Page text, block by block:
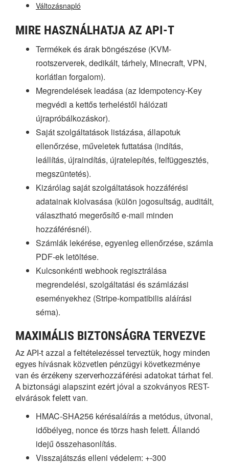
Változásnapló
MIRE HASZNÁLHATJA AZ API-T
Termékek és árak böngészése (KVM-
rootszerverek, dedikált, tárhely, Minecraft, VPN,
korlátlan forgalom).
Megrendelések leadása (az Idempotency-Key
megvédi a kettős terheléstől hálózati
újrapróbálkozáskor).
Saját szolgáltatások listázása, állapotuk
ellenőrzése, műveletek futtatása (indítás,
leállítás, újraindítás, újratelepítés, felfüggesztés,
megszüntetés).
Kizárólag saját szolgáltatások hozzáférési
adatainak kiolvasása (külön jogosultság, auditált,
választható megerősítő e-mail minden
hozzáférésnél).
Számlák lekérése, egyenleg ellenőrzése, számla
PDF-ek letöltése.
Kulcsonkénti webhook regisztrálása
megrendelési, szolgáltatási és számlázási
eseményekhez (Stripe-kompatibilis aláírási
séma).
MAXIMÁLIS BIZTONSÁGRA TERVEZVE
Az API-t azzal a feltételezéssel terveztük, hogy minden
egyes hívásnak közvetlen pénzügyi következménye
van és érzékeny szerverhozzáférési adatokat tárhat fel.
A biztonsági alapszint ezért jóval a szokványos REST-
elvárások felett van.
HMAC-SHA256 kérésaláírás a metódus, útvonal,
időbélyeg, nonce és törzs hash felett. Állandó
idejű összehasonlítás.
Visszajátszás elleni védelem: +-300